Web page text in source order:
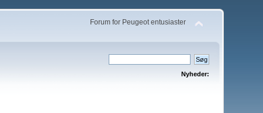
Forum for Peugeot entusiaster
Nyheder: